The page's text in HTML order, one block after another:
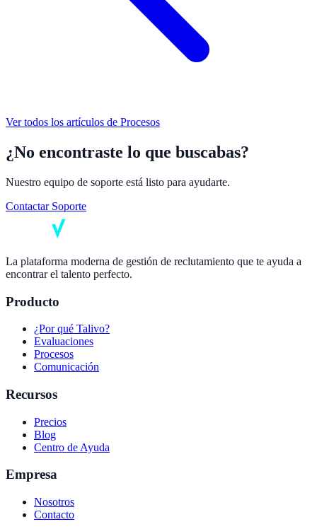
Ver todos los artículos de Procesos
¿No encontraste lo que buscabas?
Nuestro equipo de soporte está listo para ayudarte.
Contactar Soporte
La plataforma moderna de gestión de reclutamiento que te ayuda a
encontrar el talento perfecto.
Producto
¿Por qué Talivo?
Evaluaciones
Procesos
Comunicación
Recursos
Precios
Blog
Centro de Ayuda
Empresa
Nosotros
Contacto